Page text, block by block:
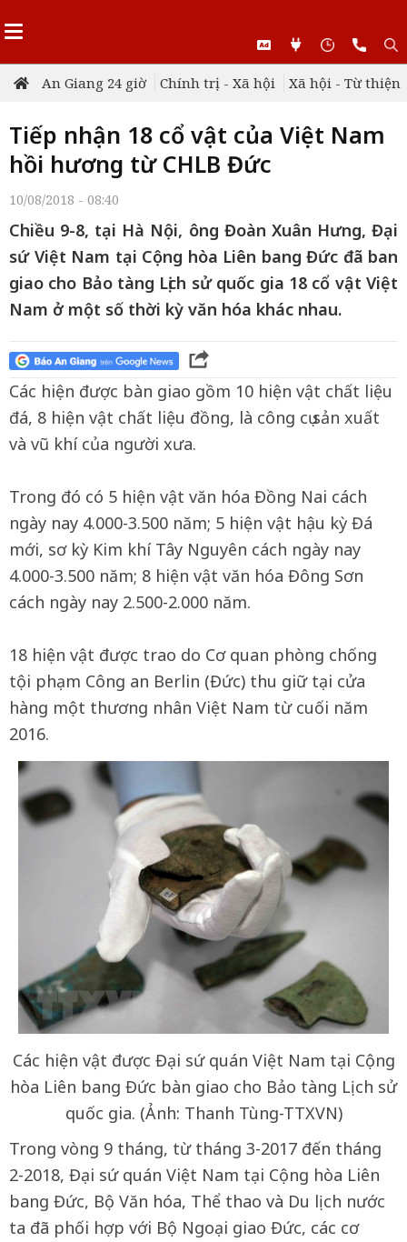
An Giang 24 giờ Chính trị - Xã hội Xã hội - Từ thiện
Tiếp nhận 18 cổ vật của Việt Nam
hồi hương từ CHLB Đức
10/08/2018 - 08:40
Chiều 9-8, tại Hà Nội, ông Đoàn Xuân Hưng, Đại
sứ Việt Nam tại Cộng hòa Liên bang Đức đã ban
giao cho Bảo tàng Lịch sử quốc gia 18 cổ vật Việt
Nam ở một số thời kỳ văn hóa khác nhau.
Các hiện được bàn giao gồm 10 hiện vật chất liệu
đá, 8 hiện vật chất liệu đồng, là công cụ sản xuất
và vũ khí của người xưa.
Trong đó có 5 hiện vật văn hóa Đồng Nai cách
ngày nay 4.000-3.500 năm; 5 hiện vật hậu kỳ Đá
mới, sơ kỳ Kim khí Tây Nguyên cách ngày nay
4.000-3.500 năm; 8 hiện vật văn hóa Đông Sơn
cách ngày nay 2.500-2.000 năm.
18 hiện vật được trao do Cơ quan phòng chống
tội phạm Công an Berlin (Đức) thu giữ tại cửa
hàng một thương nhân Việt Nam từ cuối năm
2016.
Các hiện vật được Đại sứ quán Việt Nam tại Cộng
hòa Liên bang Đức bàn giao cho Bảo tàng Lịch sử
quốc gia. (Ảnh: Thanh Tùng-TTXVN)
Trong vòng 9 tháng, từ tháng 3-2017 đến tháng
2-2018, Đại sứ quán Việt Nam tại Cộng hòa Liên
bang Đức, Bộ Văn hóa, Thể thao và Du lịch nước
ta đã phối hợp với Bộ Ngoại giao Đức, các cơ